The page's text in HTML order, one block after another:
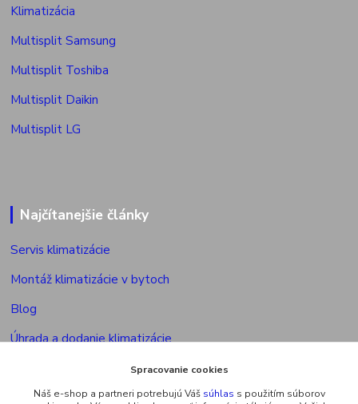
Klimatizácia
Multisplit Samsung
Multisplit Toshiba
Multisplit Daikin
Multisplit LG
Najčítanejšie články
Servis klimatizácie
Montáž klimatizácie v bytoch
Blog
Úhrada a dodanie klimatizácie
Povolenie na montáž klimatizácie
Výkon vonkajšej jed. multisplitu
Spracovanie cookies
Náš e-shop a partneri potrebujú Váš súhlas s použitím súborov